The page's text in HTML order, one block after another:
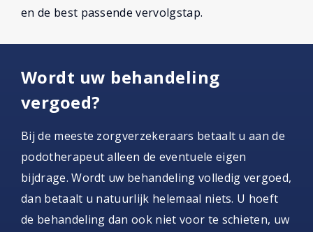
en de best passende vervolgstap.
Wordt uw behandeling
vergoed?
Bij de meeste zorgverzekeraars betaalt u aan de
podotherapeut alleen de eventuele eigen
bijdrage. Wordt uw behandeling volledig vergoed,
dan betaalt u natuurlijk helemaal niets. U hoeft
de behandeling dan ook niet voor te schieten, uw